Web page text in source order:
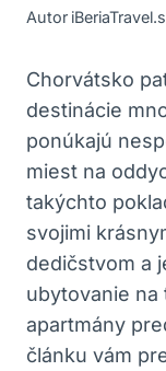
Autor
Chorvátsko
destinácie
ponúkajú
miest na
takýchto
svojimi
dedičstvom a
ubytovanie na
apartmány
článku vám